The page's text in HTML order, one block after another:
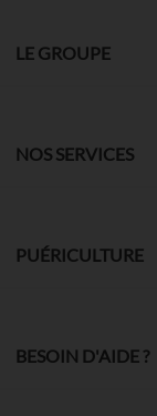
LE GROUPE
NOS SERVICES
PUÉRICULTURE
BESOIN D'AIDE ?